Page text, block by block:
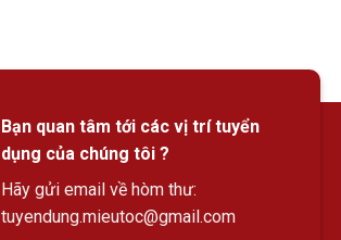
Bạn quan tâm tới các vị trí tuyển
dụng của chúng tôi ?
Hãy gửi email về hòm thư:
tuyendung.mieutoc@gmail.com